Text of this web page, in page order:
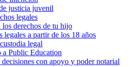
justicia juvenil
legales
derechos de tu hijo
legales a partir de los 18 años
legal
a Public Education
decisiones con apoyo y poder notarial